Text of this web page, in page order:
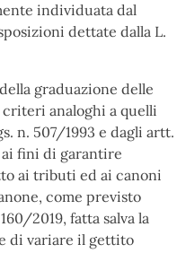
individuata dal
dettate dalla L.
graduazione delle
analoghi a quelli
n. 507/1993 e dagli artt.
ai fini di garantire
ai tributi ed ai canoni
come previsto
2019, fatta salva la
di variare il gettito